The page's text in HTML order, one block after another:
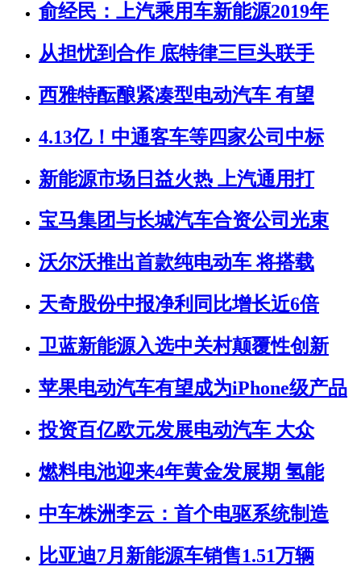
俞经民：上汽乘用车新能源2019年
从担忧到合作 底特律三巨头联手
西雅特酝酿紧凑型电动汽车 有望
4.13亿！中通客车等四家公司中标
新能源市场日益火热 上汽通用打
宝马集团与长城汽车合资公司光束
沃尔沃推出首款纯电动车 将搭载
天奇股份中报净利同比增长近6倍
卫蓝新能源入选中关村颠覆性创新
苹果电动汽车有望成为iPhone级产品
投资百亿欧元发展电动汽车 大众
燃料电池迎来4年黄金发展期 氢能
中车株洲李云：首个电驱系统制造
比亚迪7月新能源车销售1.51万辆